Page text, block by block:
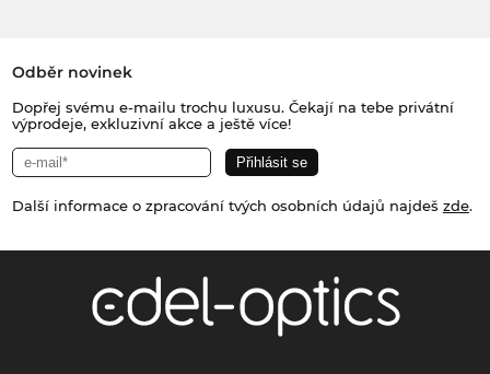
Odběr novinek
Dopřej svému e-mailu trochu luxusu. Čekají na tebe privátní
výprodeje, exkluzivní akce a ještě více!
Další informace o zpracování tvých osobních údajů najdeš zde.